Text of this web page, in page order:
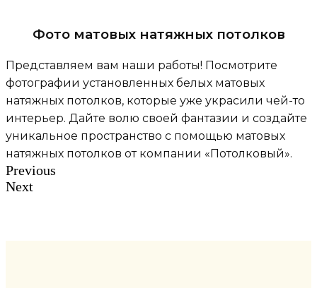
Фото матовых натяжных потолков
Представляем вам наши работы! Посмотрите
фотографии установленных белых матовых
натяжных потолков, которые уже украсили чей-то
интерьер. Дайте волю своей фантазии и создайте
уникальное пространство с помощью матовых
натяжных потолков от компании «Потолковый».
Previous
Next